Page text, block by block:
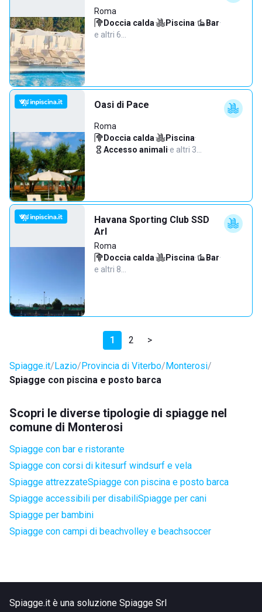
Roma
Doccia calda· Piscina· Bar·
e altri 6…
Oasi di Pace
Roma
Doccia calda· Piscina·
Accesso animali·e altri 3…
Havana Sporting Club SSD
Arl
Roma
Doccia calda· Piscina· Bar·
e altri 8…
1 2 >
Spiagge.it Lazio Provincia di Viterbo Monterosi
Spiagge con piscina e posto barca
Scopri le diverse tipologie di spiagge nel
comune di Monterosi
Spiagge con bar e ristorante
Spiagge con corsi di kitesurf windsurf e vela
Spiagge attrezzateSpiagge con piscina e posto barca
Spiagge accessibili per disabiliSpiagge per cani
Spiagge per bambini
Spiagge con campi di beachvolley e beachsoccer
Spiagge.it è una soluzione Spiagge Srl